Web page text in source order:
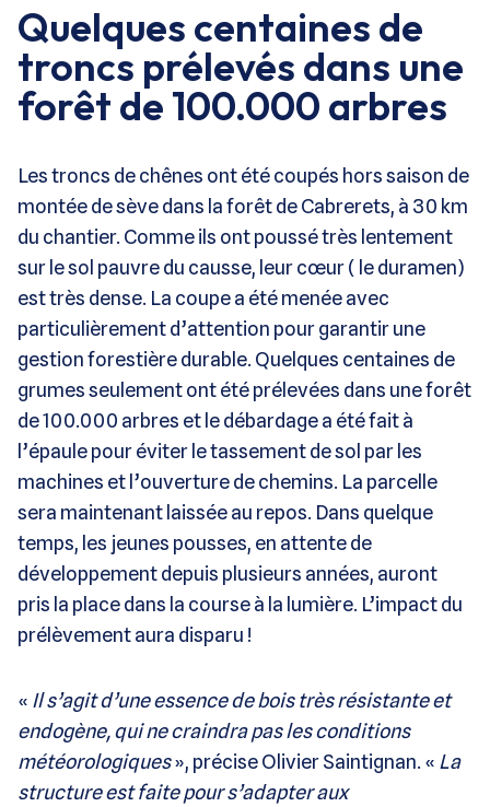
Quelques centaines de
troncs prélevés dans une
forêt de 100.000 arbres
Les troncs de chênes ont été coupés hors saison de
montée de sève dans la forêt de Cabrerets, à 30 km
du chantier. Comme ils ont poussé très lentement
sur le sol pauvre du causse, leur cœur ( le duramen)
est très dense. La coupe a été menée avec
particulièrement d’attention pour garantir une
gestion forestière durable. Quelques centaines de
grumes seulement ont été prélevées dans une forêt
de 100.000 arbres et le débardage a été fait à
l’épaule pour éviter le tassement de sol par les
machines et l’ouverture de chemins. La parcelle
sera maintenant laissée au repos. Dans quelque
temps, les jeunes pousses, en attente de
développement depuis plusieurs années, auront
pris la place dans la course à la lumière. L’impact du
prélèvement aura disparu !
« Il s’agit d’une essence de bois très résistante et
endogène, qui ne craindra pas les conditions
météorologiques», précise Olivier Saintignan. « La
structure est faite pour s’adapter aux